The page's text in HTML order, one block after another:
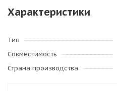
Характеристики
Тип
Совместимость
Страна производства